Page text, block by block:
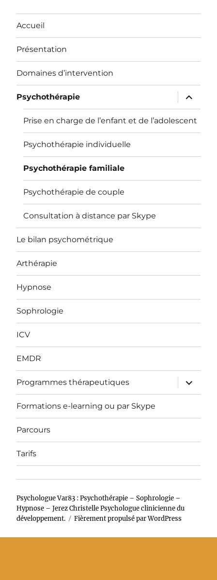
Accueil
Présentation
Domaines d’intervention
Psychothérapie
ouvrir
le
sous-
menu
Prise en charge de l’enfant et de l’adolescent
Psychothérapie individuelle
Psychothérapie familiale
Psychothérapie de couple
Consultation à distance par Skype
Le bilan psychométrique
Arthérapie
Hypnose
Sophrologie
ICV
EMDR
Programmes thérapeutiques
ouvrir
le
sous-
Formations e-learning ou par Skype
Parcours
Tarifs
Psychologue Var83 : Psychothérapie – Sophrologie –
Hypnose – Jerez Christelle Psychologue clinicienne du
développement.
Fièrement propulsé par WordPress